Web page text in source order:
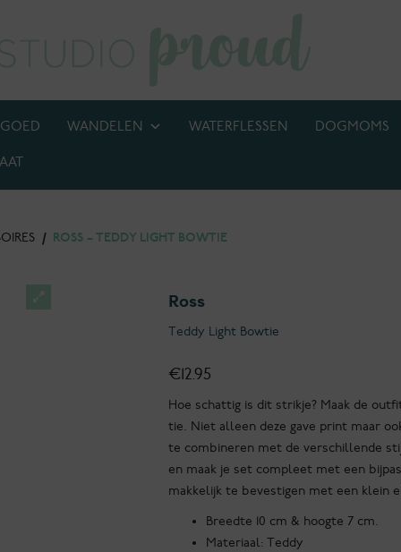
WANDELEN WATERFLESSEN DOGMOMS
/ ROSS – TEDDY LIGHT BOWTIE
Ross
Teddy Light Bowtie
€12.95
Hoe schattig is dit strikje? Maak de
tie. Niet alleen deze gave print maar
te combineren met de verschillende
en maak je set compleet met een
makkelijk te bevestigen met een klein
Breedte 10 cm & hoogte 7 cm.
Materiaal: Teddy